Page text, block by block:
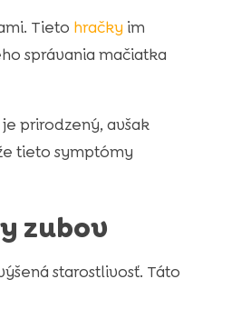
Tieto hračky im
správania mačiatka
prirodzený, avšak
tieto symptómy
zubov
starostlivosť. Táto